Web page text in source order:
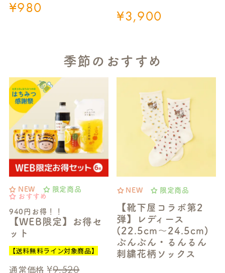
¥980 ¥3,900
季節のおすすめ
940円お得！！
【WEB限定】お得セ
ット
NEW
限定商品
おすすめ
通常価格 ¥9,520
【送料無料ライン対象商品】
【靴下屋コラボ第2
弾】レディース
(22.5cm～24.5cm)
ぶんぶん・るんるん
刺繍花柄ソックス
NEW 限定商品